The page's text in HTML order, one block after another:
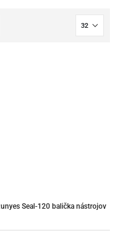
Seal-120 balička nástrojov